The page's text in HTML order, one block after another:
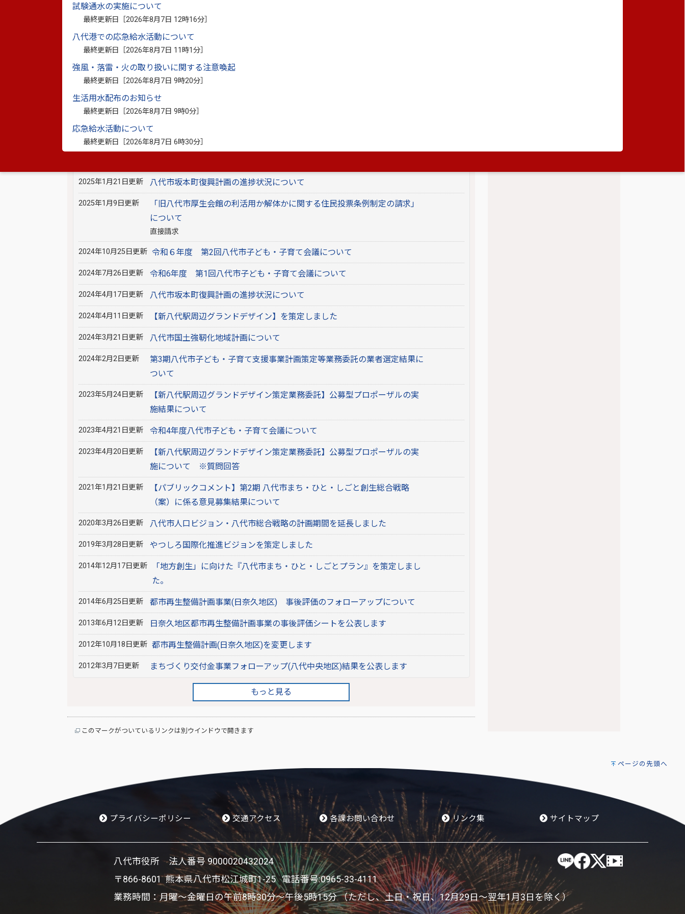
試験通水の実施について
最終更新日［2026年8月7日 12時16分
八代港での応急給水活動について
最終更新日［2026年8月7日 11時1分
強風・落雷・火の取り扱いに関する注意喚起
最終更新日［2026年8月7日 9時20分
生活用水配布のお知らせ
最終更新日［2026年8月7日 9時0分
応急給水活動について
最終更新日［2026年8月7日 6時30分
2025年6月13日更新 八代市過疎地域持続的発展計画（令和3年度～7年度）について
2025年6月6日更新
八代市地域福祉計画・八代市地域福祉活動計画・八代市再犯防止推進計画
を策定しました
第３期八代市人口ビジョン
2025年4月10日更新 八代市坂本町復興計画の進捗状況について
2025年3月27日更新 八代市国土強靭化地域計画について（R8.3月改定）
2025年2月19日更新 第2期 八代市人口ビジョン・八代市まち・ひと・しごと創生総合戦略
2025年1月31日更新
第1回新八代駅周辺大規模集客施設等整備基本計画有識者会議の開催につい
2025年1月21日更新 八代市坂本町復興計画の進捗状況について
2025年1月9日更新
「旧八代市厚生会館の利活用か解体かに関する住民投票条例制定の請求」
について
直接請求
2024年10月25日更新 令和６年度 第2回八代市子ども・子育て会議について
2024年7月26日更新 令和6年度 第1回八代市子ども・子育て会議について
2024年4月17日更新 八代市坂本町復興計画の進捗状況について
2024年4月11日更新 【新八代駅周辺グランドデザイン】を策定しました
2024年3月21日更新 八代市国土強靭化地域計画について
2024年2月2日更新
第3期八代市子ども・子育て支援事業計画策定等業務委託の業者選定結果に
ついて
2023年5月24日更新
【新八代駅周辺グランドデザイン策定業務委託】公募型プロポーザルの実
施結果について
2023年4月21日更新 令和4年度八代市子ども・子育て会議について
2023年4月20日更新
【新八代駅周辺グランドデザイン策定業務委託】公募型プロポーザルの実
施について ※質問回答
2021年1月21日更新
【パブリックコメント】第2期 八代市まち・ひと・しごと創生総合戦略
（案）に係る意見募集結果について
2020年3月26日更新 八代市人口ビジョン・八代市総合戦略の計画期間を延長しました
2019年3月28日更新 やつしろ国際化推進ビジョンを策定しました
2014年12月17日更新
「地方創生」に向けた『八代市まち・ひと・しごとプラン』を策定しまし
た。
2014年6月25日更新 都市再生整備計画事業(日奈久地区) 事後評価のフォローアップについて
2013年6月12日更新 日奈久地区都市再生整備計画事業の事後評価シートを公表します
2012年10月18日更新 都市再生整備計画(日奈久地区)を変更します
2012年3月7日更新 まちづくり交付金事業フォローアップ(八代中央地区)結果を公表します
もっと見る
このマークがついているリンクは別ウインドウで開きます
ページの先頭へ
プライバシーポリシー 交通アクセス 各課お問い合わせ リンク集 サイトマップ
八代市役所 法人番号 9000020432024
〒866-8601 熊本県八代市松江城町1-25 電話番号:0965-33-4111
業務時間：月曜～金曜日の午前8時30分～午後5時15分 （ただし、土日・祝日、12月29日～翌年1月3日を除く）